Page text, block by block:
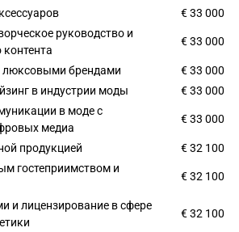
€ 33 000
руководство и
€ 33 000
люксовыми брендами
€ 33 000
в индустрии моды
€ 33 000
в моде с
медиа
€ 33 000
продукцией
€ 32 100
гостеприимством и
€ 32 100
и лицензирование в сфере
€ 32 100